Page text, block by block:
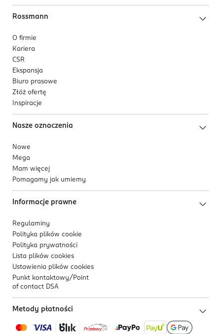
Rossmann
O firmie
Kariera
CSR
Ekspansja
Biuro prasowe
Złóż ofertę
Inspiracje
Nasze oznaczenia
Nowe
Mega
Mam więcej
Pomagamy jak umiemy
Informacje prawne
Regulaminy
Polityka plików cookie
Polityka prywatności
Lista plików cookies
Ustawienia plików cookies
Punkt kontaktowy/ Point
of contact DSA
Metody płatności